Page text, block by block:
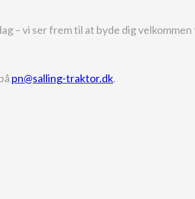
– vi ser frem til at byde dig
pn@salling-traktor.dk.